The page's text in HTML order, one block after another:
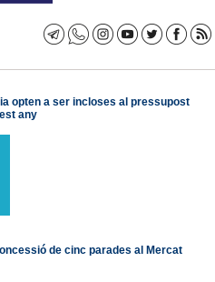
opten a ser incloses al pressupost
any
de cinc parades al Mercat